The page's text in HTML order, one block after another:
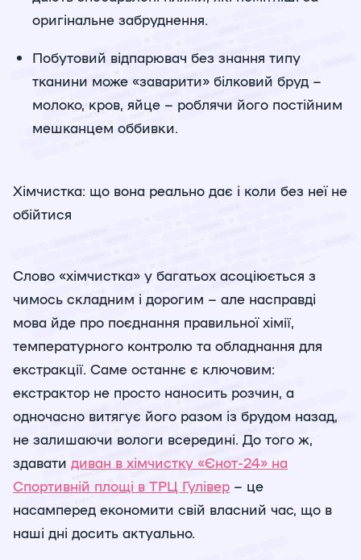
оригінальне забруднення.
Побутовий відпарювач без знання типу
тканини може «заварити» білковий бруд –
молоко, кров, яйце – роблячи його постійним
мешканцем оббивки.
Хімчистка: що вона реально дає і коли без неї не
обійтися
Слово «хімчистка» у багатьох асоціюється з
чимось складним і дорогим – але насправді
мова йде про поєднання правильної хімії,
температурного контролю та обладнання для
екстракції. Саме останнє є ключовим:
екстрактор не просто наносить розчин, а
одночасно витягує його разом із брудом назад,
не залишаючи вологи всередині. До того ж,
здавати диван в хімчистку «Єнот-24» на
Спортивній площі в ТРЦ Гулівер – це
насамперед економити свій власний час, що в
наші дні досить актуально.